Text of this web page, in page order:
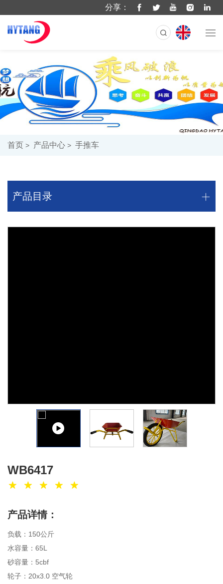
分享：
首页 产品中心 手推车
产品目录
WB6417
产品详情：
负载：150公斤
水容量：65L
砂容量：5cbf
轮子：20x3.0 空气轮